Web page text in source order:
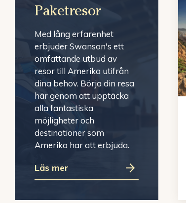
Paketresor
Med lång erfarenhet
erbjuder Swanson's ett
omfattande utbud av
resor till Amerika utifrån
dina behov. Börja din resa
här genom att upptäcka
alla fantastiska
möjligheter och
destinationer som
Amerika har att erbjuda.
Läs mer